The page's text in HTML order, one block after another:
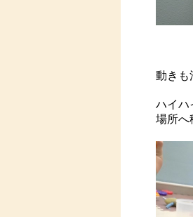
動きも
ハイハ
場所へ